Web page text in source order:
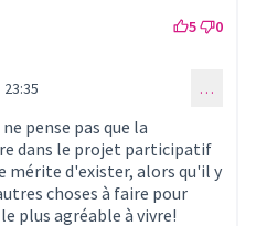
5 0
au commentaire 348)
…
pense pas que la
dans le projet participatif
mérite d'exister, alors qu'il y
choses à faire pour
plus agréable à vivre!